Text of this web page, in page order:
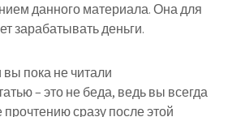
данного материала. Она для
зарабатывать деньги.
пока не читали
– это не беда, ведь вы всегда
сразу после этой